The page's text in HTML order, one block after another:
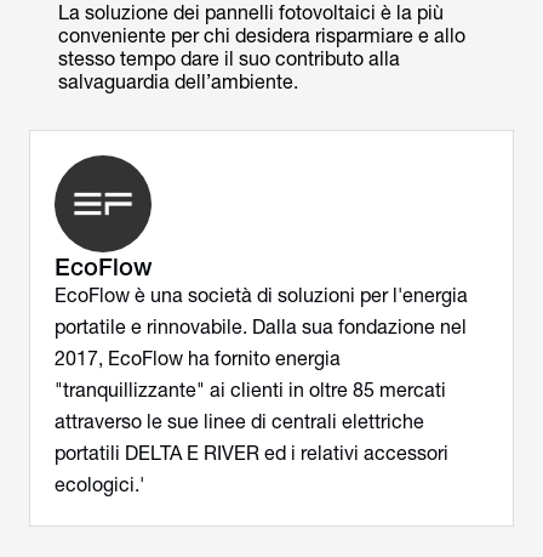
La soluzione dei pannelli fotovoltaici è la più
conveniente per chi desidera risparmiare e allo
stesso tempo dare il suo contributo alla
salvaguardia dell’ambiente.
EcoFlow
EcoFlow è una società di soluzioni per l'energia
portatile e rinnovabile. Dalla sua fondazione nel
2017, EcoFlow ha fornito energia
"tranquillizzante" ai clienti in oltre 85 mercati
attraverso le sue linee di centrali elettriche
portatili DELTA E RIVER ed i relativi accessori
ecologici.'